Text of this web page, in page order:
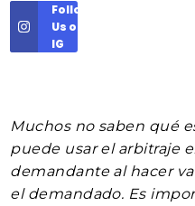
Follow
Us on
IG
Muchos no saben qué
puede usar el arbitraje
demandante al hacer
el demandado. Es